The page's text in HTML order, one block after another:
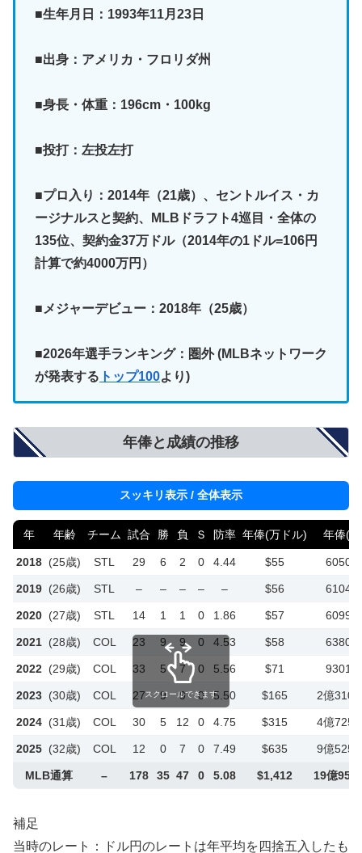
■生年月日：1993年11月23日
■出身：アメリカ・フロリダ州
■身長・体重：196cm・100kg
■投打：左投左打
■プロ入り：2014年（21歳）、セントルイス・カ
ージナルスと契約、MLBドラフト4巡目・全体の
135位、契約金37万ドル（2014年の1ドル=106円
計算で約4000万円）
■メジャーデビュー：2018年（25歳）
■2026年選手ランキング：圏外(MLBネットワーク
が発表する トップ100より)
年俸と成績の推移
スッキリ表示 / 全体表示
年 年齢 チーム 試合 勝 負 Ｓ 防率 年俸(万ドル) 年俸(
2018 (25歳) STL 29 6 2 0 4.44 $55 6050万
2019 (26歳) STL – – – – – $56 6104万
2020 (27歳) STL 14 1 1 0 1.86 $57 6099万
2021 (28歳) COL 23 9 9 0 4.53 $58 6380万
2022 (29歳) COL 33 5 7 0 5.56 $71 9301万
2023 (30歳) COL 27 9 9 0 5.50 $165 2億
2024 (31歳) COL 30 5 12 0 4.75 $315 4億
2025 (32歳) COL 12 0 7 0 7.49 $635 9億
MLB通算 – 178 35 47 0 5.08 $1,412 19億
スクロールできます
補足
当時のレート：ドル円のレートは年平均を四捨五入したも